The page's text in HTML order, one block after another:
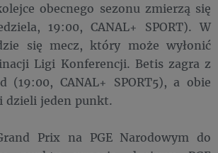
obecnego sezonu zmierzą się
19:00, CANAL+ SPORT). W
się mecz, który może wyłonić
Ligi Konferencji. Betis zagra z
(19:00, CANAL+ SPORT5), a obie
dzieli jeden punkt.
Prix na PGE Narodowym do